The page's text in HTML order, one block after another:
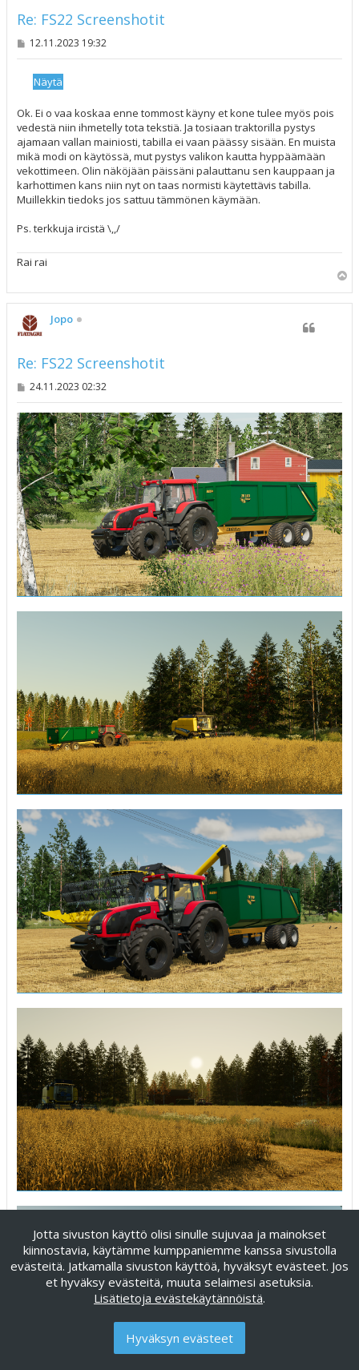
Re: FS22 Screenshotit
V12.11.2023 19:32
Ok. Ei o vaa koskaa enne tommost käyny et kone tulee myös pois
vedestä niin ihmetelly tota tekstiä. Ja tosiaan traktorilla pystys
ajamaan vallan mainiosti, tabilla ei vaan päässy sisään. En muista
mikä modi on käytössä, mut pystys valikon kautta hyppäämään
vekottimeen. Olin näköjään päissäni palauttanu sen kauppaan ja
karhottimen kans niin nyt on taas normisti käytettävis tabilla.
Muillekkin tiedoks jos sattuu tämmönen käymään.
Ps. terkkuja ircistä \,,/
Rai rai
ö
Jopo
Re: FS22 Screenshotit
V
s
t
i
24.11.2023 02:32
Jotta sivuston käyttö olisi sinulle sujuvaa ja mainokset
kiinnostavia, käytämme kumppaniemme kanssa sivustolla
evästeitä. Jatkamalla sivuston käyttöä, hyväksyt evästeet. Jos
et hyväksy evästeitä, muuta selaimesi asetuksia.
Lisätietoja evästekäytännöistä.
Hyväksyn evästeet